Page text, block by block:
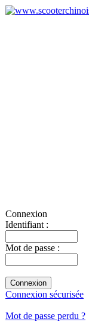
Connexion
Identifiant :
Mot de passe :
Connexion sécurisée
Mot de passe perdu ?